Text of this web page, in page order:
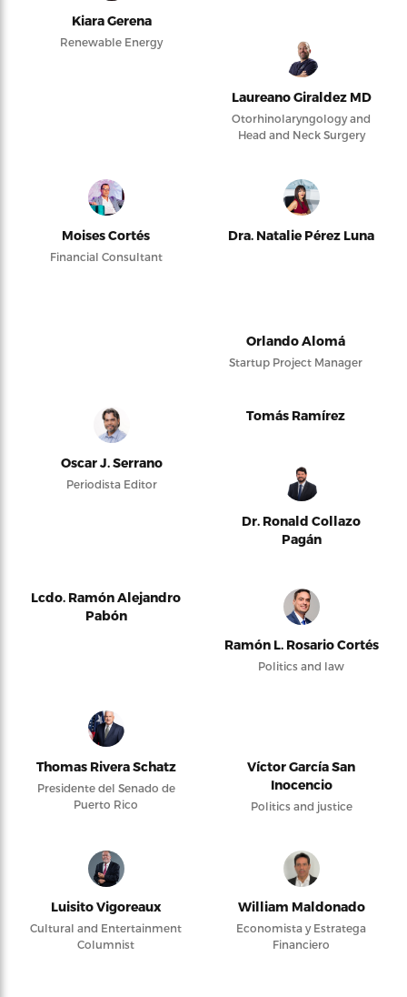
Kiara Gerena
Renewable Energy
Laureano Giraldez MD
Otorhinolaryngology and
Head and Neck Surgery
Moises Cortés
Financial Consultant
Dra. Natalie Pérez Luna
Orlando Alomá
Startup Project Manager
Oscar J. Serrano
Periodista Editor
Tomás Ramírez
Dr. Ronald Collazo
Pagán
Lcdo. Ramón Alejandro
Pabón
Ramón L. Rosario Cortés
Politics and law
Thomas Rivera Schatz
Presidente del Senado de
Puerto Rico
Víctor García San
Inocencio
Politics and justice
Luisito Vigoreaux
Cultural and Entertainment
Columnist
William Maldonado
Economista y Estratega
Financiero